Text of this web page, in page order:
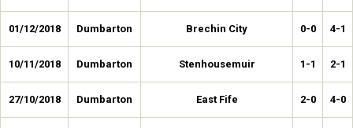
01/12/2018 Dumbarton Brechin City 0-0 4-1
10/11/2018 Dumbarton Stenhousemuir 1-1 2-1
27/10/2018 Dumbarton East Fife 2-0 4-0